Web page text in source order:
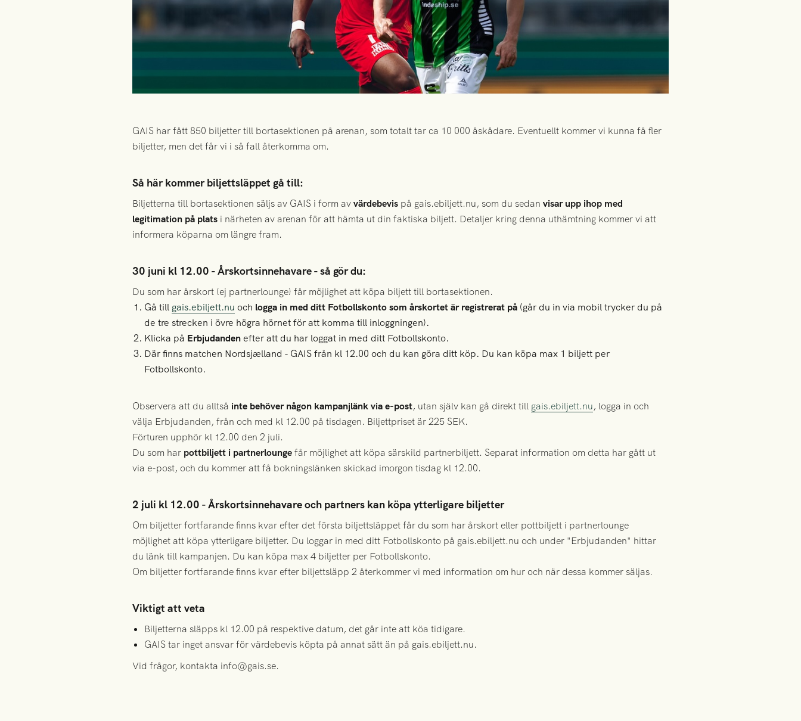
GAIS har fått 850 biljetter till bortasektionen på arenan, som totalt tar ca 10 000 åskådare. Eventuellt kommer vi kunna få fler
biljetter, men det får vi i så fall återkomma om.
Så här kommer biljettsläppet gå till:
Biljetterna till bortasektionen säljs av GAIS i form avvärdebevis på gais.ebiljett.nu, som du sedan visar upp ihop med
legitimation på plats i närheten av arenan för att hämta ut din faktiska biljett. Detaljer kring denna uthämtning kommer vi att
informera köparna om längre fram.
30 juni kl 12.00 - Årskortsinnehavare - så gör du:
Du som har årskort (ej partnerlounge) får möjlighet att köpa biljett till bortasektionen.
Gå tillgais.ebiljett.nu och logga in med ditt Fotbollskonto som årskortet är registrerat på (går du in via mobil trycker du på
de tre strecken i övre högra hörnet för att komma till inloggningen).
Klicka på Erbjudandenefter att du har loggat in med ditt Fotbollskonto.
Där finns matchen Nordsjælland - GAIS från kl 12.00 och du kan göra ditt köp. Du kan köpa max 1 biljett per
Fotbollskonto.
Observera att du alltså inte behöver någon kampanjlänk via e-post, utan själv kan gå direkt till gais.ebiljett.nu, logga in och
välja Erbjudanden, från och med kl 12.00 på tisdagen. Biljettpriset är 225 SEK.
Förturen upphör kl 12.00 den 2 juli.
Du som har pottbiljett i partnerloungefår möjlighet att köpa särskild partnerbiljett. Separat information om detta har gått ut
via e-post, och du kommer att få bokningslänken skickad imorgon tisdag kl 12.00.
2 juli kl 12.00 - Årskortsinnehavare och partners kan köpa ytterligare biljetter
Om biljetter fortfarande finns kvar efter det första biljettsläppet får du som har årskort eller pottbiljett i partnerlounge
möjlighet att köpa ytterligare biljetter. Du loggar in med ditt Fotbollskonto på gais.ebiljett.nu och under "Erbjudanden" hittar
du länk till kampanjen. Du kan köpa max 4 biljetter per Fotbollskonto.
Om biljetter fortfarande finns kvar efter biljettsläpp 2 återkommer vi med information om hur och när dessa kommer säljas.
Viktigt att veta
Biljetterna släpps kl 12.00 på respektive datum, det går inte att köa tidigare.
GAIS tar inget ansvar för värdebevis köpta på annat sätt än på gais.ebiljett.nu.
Vid frågor, kontakta info@gais.se.